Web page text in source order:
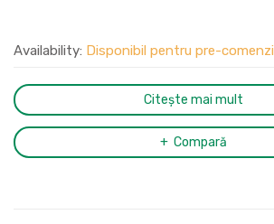
Availability: Disponibil pentru pre-comenzi
Citește mai mult
Compară